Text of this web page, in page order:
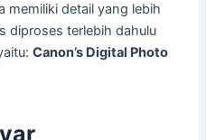
memiliki detail yang lebih
diproses terlebih dahulu
Canon’s Digital Photo